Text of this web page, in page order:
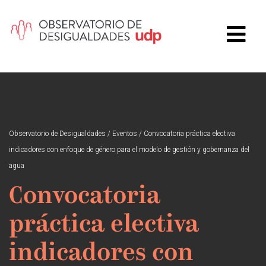
Observatorio de Desigualdades / Eventos / Convocatoria práctica electiva
indicadores con enfoque de género para el modelo de gestión y gobernanza del
agua
Convocatoria
práctica electiva
indicadores con